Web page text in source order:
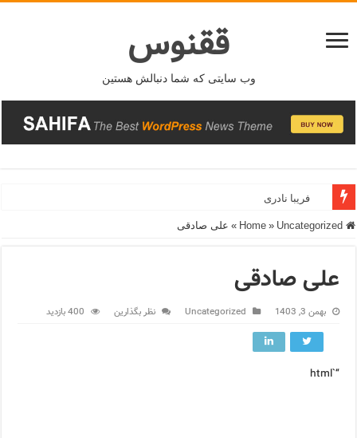
ققنوس
وب سایتی که شما دنبالش هستین
فریبا نادری
فریدونشهر
» Uncategorized
» علی صادقی
علی صادقی
بهمن 3, 1403 Uncategorized نظر بگذارین 400 بازدید
“`html